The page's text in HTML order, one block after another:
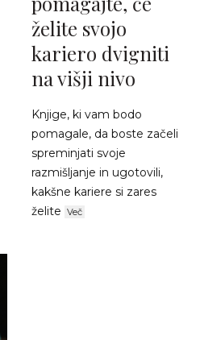
želite svojo
kariero dvigniti
na višji nivo
Knjige, ki vam bodo
pomagale, da boste začeli
spreminjati svoje
razmišljanje in ugotovili,
kakšne kariere si zares
želite Več